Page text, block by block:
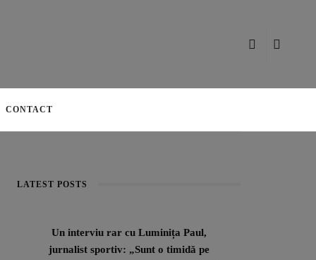
CONTACT
LATEST POSTS
Un interviu rar cu Luminița Paul,
jurnalist sportiv: „Sunt o timidă pe